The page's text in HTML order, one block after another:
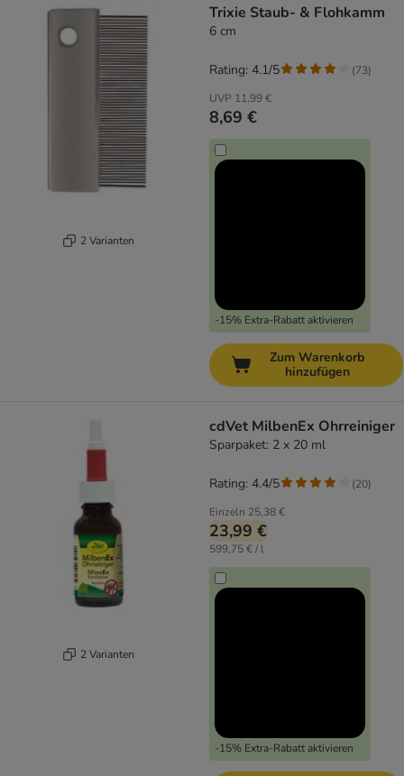
2 Varianten
Trixie Staub- & Flohkamm
6 cm
UVP 11,99 €
8,69 €
-15% Extra-Rabatt aktivieren
Rating: 4.1/5 (73)
Zum Warenkorb
hinzufügen
2 Varianten
cdVet MilbenEx Ohrreiniger
Sparpaket: 2 x 20 ml
Einzeln 25,38 €
23,99 €
599,75 € / l
-15% Extra-Rabatt aktivieren
Rating: 4.4/5 (20)